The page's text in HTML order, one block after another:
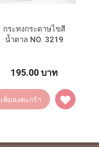
กระทงกระดาษไขสี
น้ำตาล NO. 3219
195.00 บาท
เพิ่มลงตะกร้า